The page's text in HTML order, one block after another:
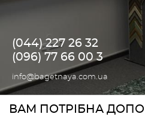
(044) 227 26 32
(096) 77 66 00 3
info@bagetnaya.com.ua
ВАМ ПОТРІБНА